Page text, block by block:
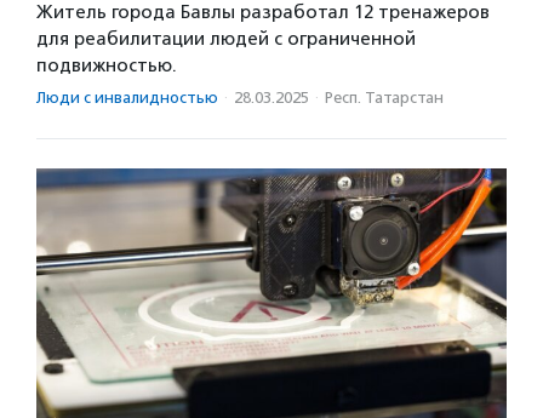
Житель города Бавлы разработал 12 тренажеров
для реабилитации людей с ограниченной
подвижностью.
Люди с инвалидностью · 28.03.2025 · Респ. Татарстан